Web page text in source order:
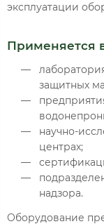
эксплуатации
Применяется
защитных
научно-
центрах;
надзора.
Оборудование